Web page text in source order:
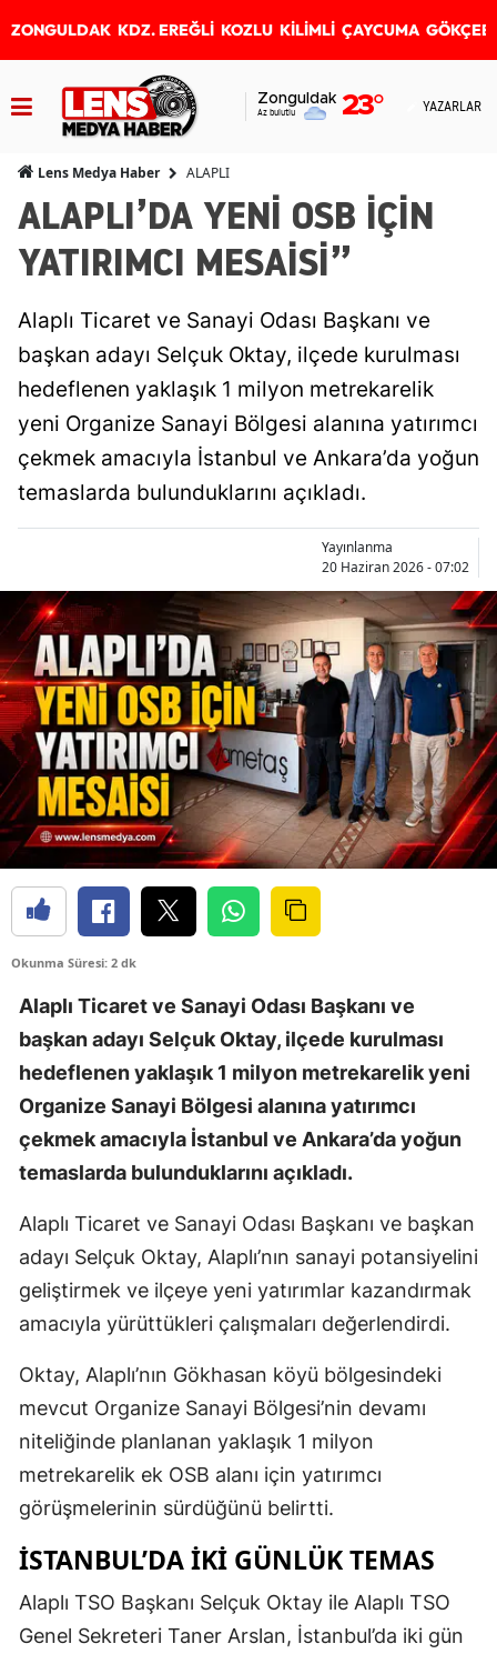
ZONGULDAK KDZ. EREĞLİ KOZLU KİLİMLİ ÇAYCUMA
Zonguldak
Az bulutlu 23° YAZARLAR
Lens Medya Haber ALAPLI
ALAPLI’DA YENİ OSB İÇİN
YATIRIMCI MESAİSİ”
Alaplı Ticaret ve Sanayi Odası Başkanı ve
başkan adayı Selçuk Oktay, ilçede kurulması
hedeflenen yaklaşık 1 milyon metrekarelik
yeni Organize Sanayi Bölgesi alanına yatırımcı
çekmek amacıyla İstanbul ve Ankara’da yoğun
temaslarda bulunduklarını açıkladı.
Yayınlanma
20 Haziran 2026 - 07:02
Okunma Süresi: 2 dk
Alaplı Ticaret ve Sanayi Odası Başkanı ve
başkan adayı Selçuk Oktay, ilçede kurulması
hedeflenen yaklaşık 1 milyon metrekarelik yeni
Organize Sanayi Bölgesi alanına yatırımcı
çekmek amacıyla İstanbul ve Ankara’da yoğun
temaslarda bulunduklarını açıkladı.
Alaplı Ticaret ve Sanayi Odası Başkanı ve başkan
adayı Selçuk Oktay, Alaplı’nın sanayi potansiyelini
geliştirmek ve ilçeye yeni yatırımlar kazandırmak
amacıyla yürüttükleri çalışmaları değerlendirdi.
Oktay, Alaplı’nın Gökhasan köyü bölgesindeki
mevcut Organize Sanayi Bölgesi’nin devamı
niteliğinde planlanan yaklaşık 1 milyon
metrekarelik ek OSB alanı için yatırımcı
görüşmelerinin sürdüğünü belirtti.
İSTANBUL’DA İKİ GÜNLÜK TEMAS
Alaplı TSO Başkanı Selçuk Oktay ile Alaplı TSO
Genel Sekreteri Taner Arslan, İstanbul’da iki gün